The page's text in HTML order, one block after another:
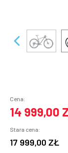
Cena:
14 999,00
Stara cena:
17 999,00 ZŁ